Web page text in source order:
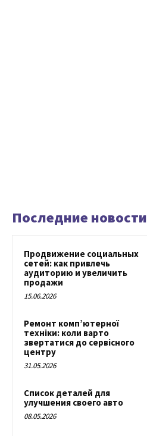
Последние новости
Продвижение социальных
сетей: как привлечь
аудиторию и увеличить
продажи
15.06.2026
Ремонт комп’ютерної
техніки: коли варто
звертатися до сервісного
центру
31.05.2026
Список деталей для
улучшения своего авто
08.05.2026